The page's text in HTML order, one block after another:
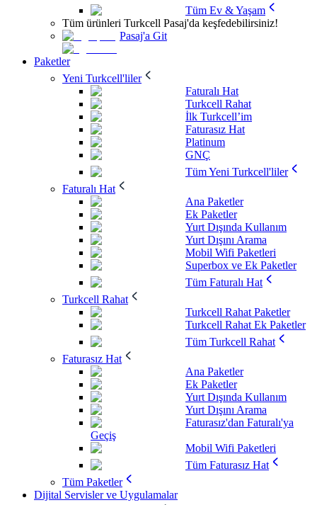
Tüm Ev & Yaşam
Tüm ürünleri Turkcell Pasaj'da keşfedebilirsiniz!
Pasaj'a Git
Paketler
Yeni Turkcell'liler
Faturalı Hat
Turkcell Rahat
İlk Turkcell’im
Faturasız Hat
Platinum
GNÇ
Tüm Yeni Turkcell'liler
Faturalı Hat
Ana Paketler
Ek Paketler
Yurt Dışında Kullanım
Yurt Dışını Arama
Mobil Wifi Paketleri
Superbox ve Ek Paketler
Tüm Faturalı Hat
Turkcell Rahat
Turkcell Rahat Paketler
Turkcell Rahat Ek Paketler
Tüm Turkcell Rahat
Faturasız Hat
Ana Paketler
Ek Paketler
Yurt Dışında Kullanım
Yurt Dışını Arama
Faturasız'dan Faturalı'ya
Geçiş
Mobil Wifi Paketleri
Tüm Faturasız Hat
Tüm Paketler
Dijital Servisler ve Uygulamalar